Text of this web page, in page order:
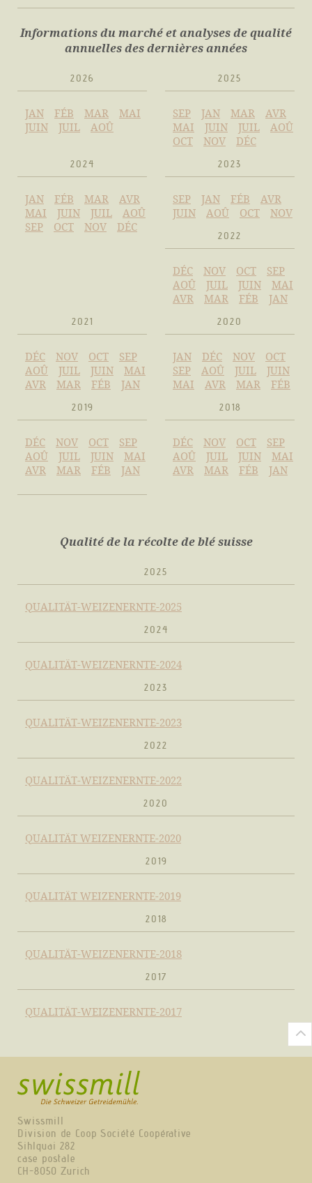
Informations du marché et analyses de qualité
annuelles des dernières années
2026
JAN FÉB MAR
MAI
JUIN
JUIL AOÛ
2025
SEP JAN MAR
AVR
MAI
JUIN JUIL
AOÛ
OCT
NOV DÉC
2024
JAN FÉB MAR
AVR
MAI
JUIN JUIL
AOÛ
SEP
OCT NOV DÉC
2023
SEP JAN FÉB
AVR
JUIN
AOÛ OCT NOV
2022
DÉC NOV OCT
SEP
AOÛ
JUIL JUIN
MAI
AVR
MAR FÉB JAN
2021
DÉC NOV OCT
SEP
AOÛ
JUIL JUIN
MAI
AVR
MAR FÉB JAN
2020
JAN DÉC NOV
OCT
SEP
AOÛ JUIL
JUIN
MAI
AVR MAR FÉB
2019
DÉC NOV OCT
SEP
AOÛ
JUIL JUIN
MAI
AVR
MAR FÉB JAN
2018
DÉC NOV OCT
SEP
AOÛ
JUIL JUIN
MAI
AVR
MAR FÉB JAN
Qualité de la récolte de blé suisse
2025
QUALITÄT-WEIZENERNTE-2025
2024
QUALITÄT-WEIZENERNTE-2024
2023
QUALITÄT-WEIZENERNTE-2023
2022
QUALITÄT-WEIZENERNTE-2022
2020
QUALITÄT WEIZENERNTE-2020
2019
QUALITÄT WEIZENERNTE-2019
2018
QUALITÄT-WEIZENERNTE-2018
2017
QUALITÄT-WEIZENERNTE-2017
Swissmill
Division de Coop Société Coopérative
Sihlquai 282
case postale
CH-8050 Zurich